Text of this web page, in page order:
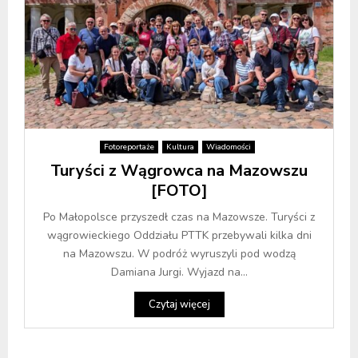
Fotoreportaże Kultura Wiadomości
Turyści z Wągrowca na Mazowszu
[FOTO]
Po Małopolsce przyszedł czas na Mazowsze. Turyści z
wągrowieckiego Oddziału PTTK przebywali kilka dni
na Mazowszu. W podróż wyruszyli pod wodzą
Damiana Jurgi. Wyjazd na...
Czytaj więcej